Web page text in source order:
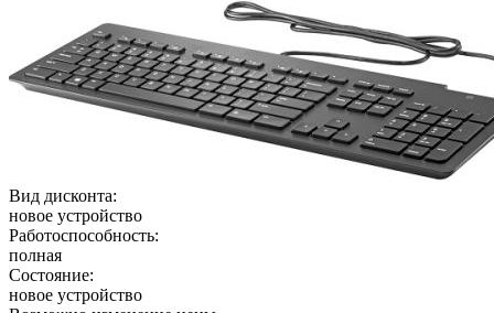
Вид дисконта:
новое устройство
Работоспособность:
полная
Состояние:
новое устройство